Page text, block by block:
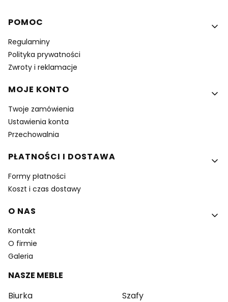
Linki w stopce
POMOC
Regulaminy
Polityka prywatności
Zwroty i reklamacje
MOJE KONTO
Twoje zamówienia
Ustawienia konta
Przechowalnia
PŁATNOŚCI I DOSTAWA
Formy płatności
Koszt i czas dostawy
O NAS
Kontakt
O firmie
Galeria
NASZE MEBLE
Biurka
Szafy